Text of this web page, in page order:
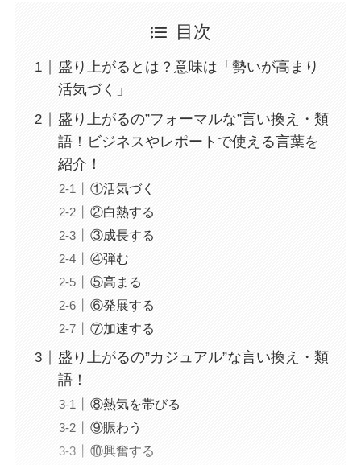
目次
盛り上がるとは？意味は「勢いが高まり
活気づく」
盛り上がるの”フォーマルな”言い換え・類
語！ビジネスやレポートで使える言葉を
紹介！
①活気づく
②白熱する
③成長する
④弾む
⑤高まる
⑥発展する
⑦加速する
盛り上がるの”カジュアル”な言い換え・類
語！
⑧熱気を帯びる
⑨賑わう
⑩興奮する